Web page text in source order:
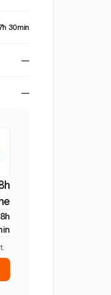
30min
—
—
8h